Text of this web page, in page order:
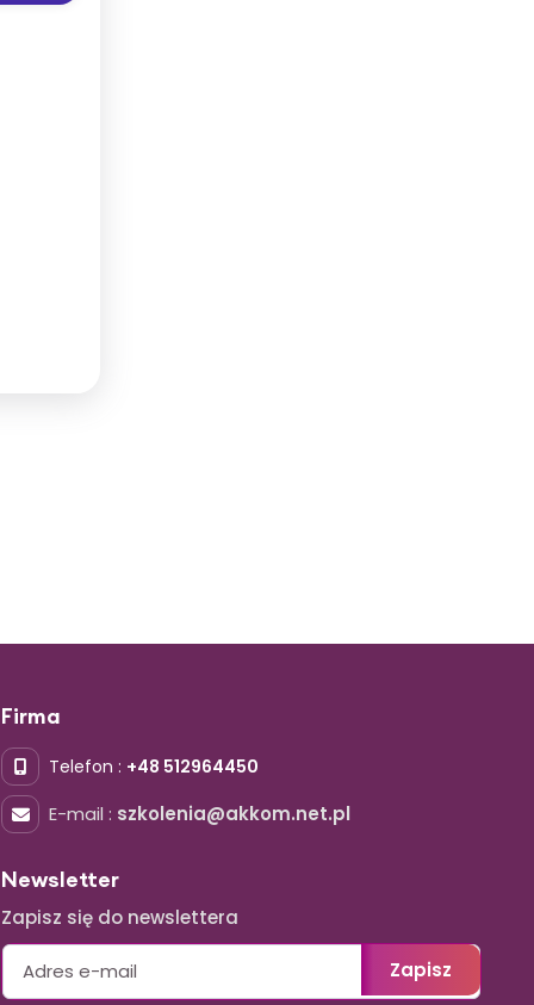
Firma
Telefon : +48 512964450
E-mail : szkolenia@akkom.net.pl
Newsletter
Zapisz się do newslettera
Zapisz